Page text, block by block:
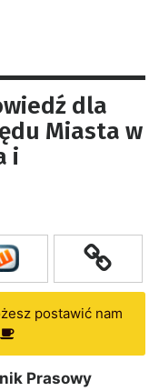
dla
Miasta w
i
postawić nam
Prasowy